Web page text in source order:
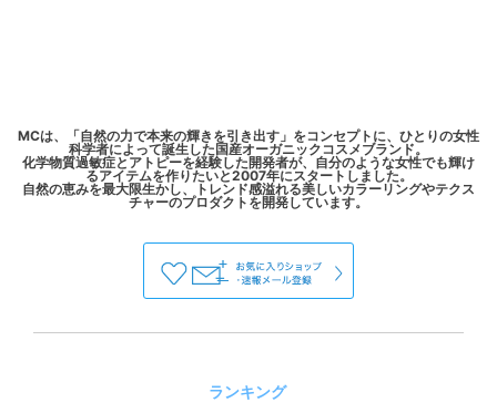
MCは、「自然の力で本来の輝きを引き出す」をコンセプトに、ひとりの女性
科学者によって誕生した国産オーガニックコスメブランド。
化学物質過敏症とアトピーを経験した開発者が、自分のような女性でも輝け
るアイテムを作りたいと2007年にスタートしました。
自然の恵みを最大限生かし、トレンド感溢れる美しいカラーリングやテクス
ランキング